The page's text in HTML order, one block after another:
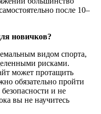
после 10–
новичков?
видом спорта,
рисками.
может протащить
обязательно пройти
и не
вы не научитесь